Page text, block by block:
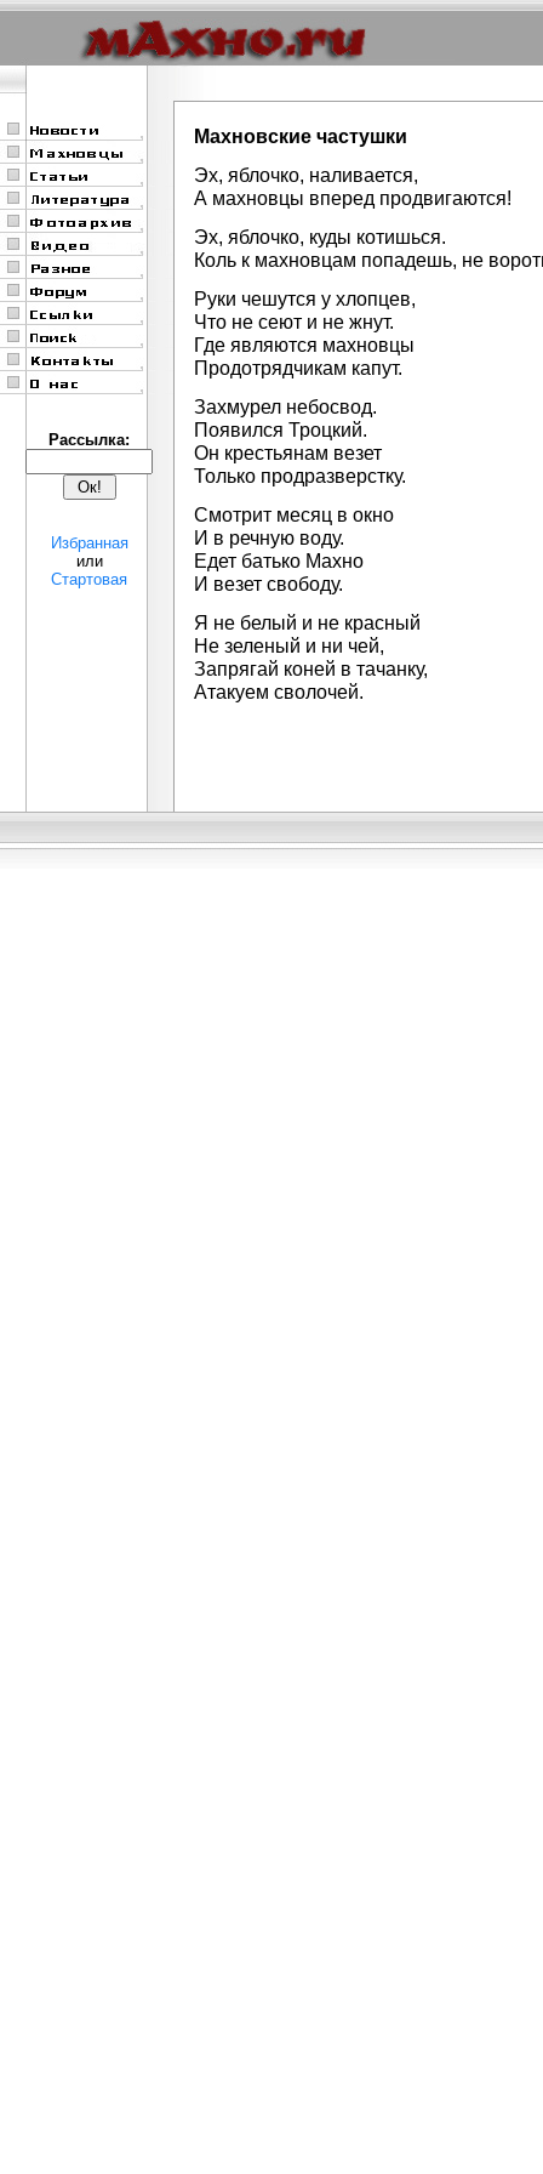
Рассылка:
Избранная
или
Стартовая
Махновские частушки
Эх, яблочко, наливается,
А махновцы вперед продвигаются!
Эх, яблочко, куды котишься.
Коль к махновцам попадешь, не
Руки чешутся у хлопцев,
Что не сеют и не жнут.
Где являются махновцы
Продотрядчикам капут.
Захмурел небосвод.
Появился Троцкий.
Он крестьянам везет
Только продразверстку.
Смотрит месяц в окно
И в речную воду.
Едет батько Махно
И везет свободу.
Я не белый и не красный
Не зеленый и ни чей,
Запрягай коней в тачанку,
Атакуем сволочей.